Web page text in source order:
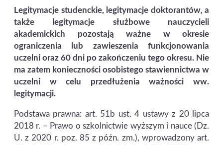
Legitymacje studenckie, legitymacje doktorantów, a
także legitymacje służbowe nauczycieli
akademickich pozostają ważne w okresie
ograniczenia lub zawieszenia funkcjonowania
uczelni oraz 60 dni po zakończeniu tego okresu. Nie
ma zatem konieczności osobistego stawiennictwa w
uczelni w celu przedłużenia ważności ww.
legitymacji.
Podstawa prawna: art. 51b ust. 4 ustawy z 20 lipca
2018 r. – Prawo o szkolnictwie wyższym i nauce (Dz.
U. z 2020 r. poz. 85 z późn. zm.), wprowadzony art.